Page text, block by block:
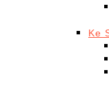
Ke